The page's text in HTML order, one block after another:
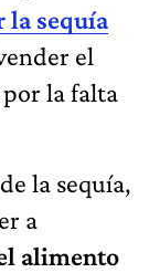
la sequía
el
por la falta
la sequía,
a
alimento